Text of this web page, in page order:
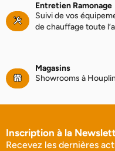
Entretien Ramonage
Suivi de vos
de chauffage toute
Magasins
Showrooms à
Inscription à la
Recevez les dernières